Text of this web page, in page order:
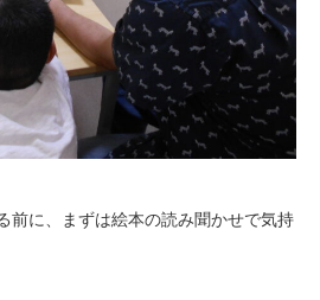
前に、まずは絵本の読み聞かせで気持